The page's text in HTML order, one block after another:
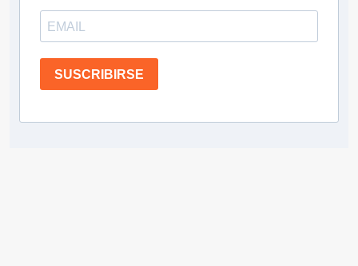
SUSCRIBIRSE